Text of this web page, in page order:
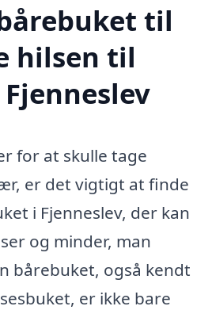
til
hilsen til
for at skulle tage
er det vigtigt at finde
i Fjenneslev, der kan
og minder, man
bårebuket, også kendt
er ikke bare